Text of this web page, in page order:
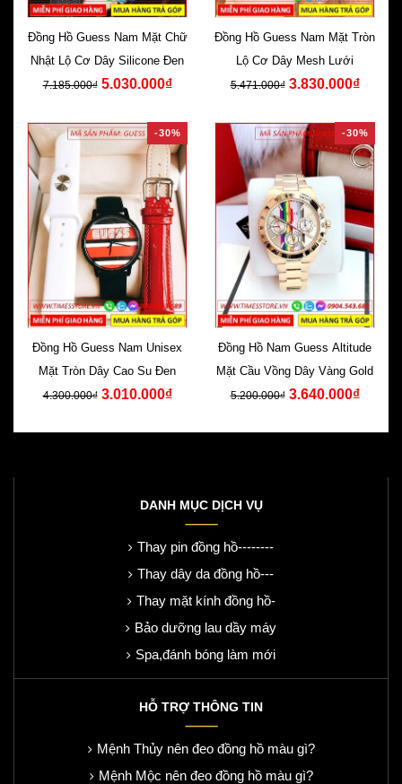
Đồng Hồ Guess Nam Mặt Chữ
Nhật Lộ Cơ Dây Silicone Đen
7.185.000₫ 5.030.000₫
Đồng Hồ Guess Nam Mặt Tròn
Lộ Cơ Dây Mesh Lưới
5.471.000₫ 3.830.000₫
-30%
Đồng Hồ Guess Nam Unisex
Mặt Tròn Dây Cao Su Đen
4.300.000₫ 3.010.000₫
-30%
Đồng Hồ Nam Guess Altitude
Mặt Cầu Vồng Dây Vàng Gold
5.200.000₫ 3.640.000₫
DANH MỤC DỊCH VỤ
Thay pin đồng hồ--------
Thay dây da đồng hồ---
Thay mặt kính đồng hồ-
Bảo dưỡng lau dầy máy
Spa,đánh bóng làm mới
HỖ TRỢ THÔNG TIN
Mệnh Thủy nên đeo đồng hồ màu gì?
Mệnh Mộc nên đeo đồng hồ màu gì?